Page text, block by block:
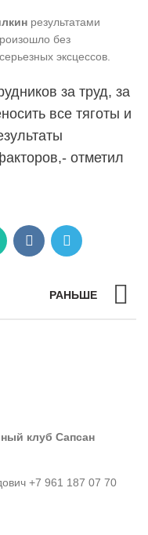
результатами
без
эксцессов.
за труд, за
все тяготы и
отметил
РАНЬШЕ
клуб Сапсан
+7 961 187 07 70